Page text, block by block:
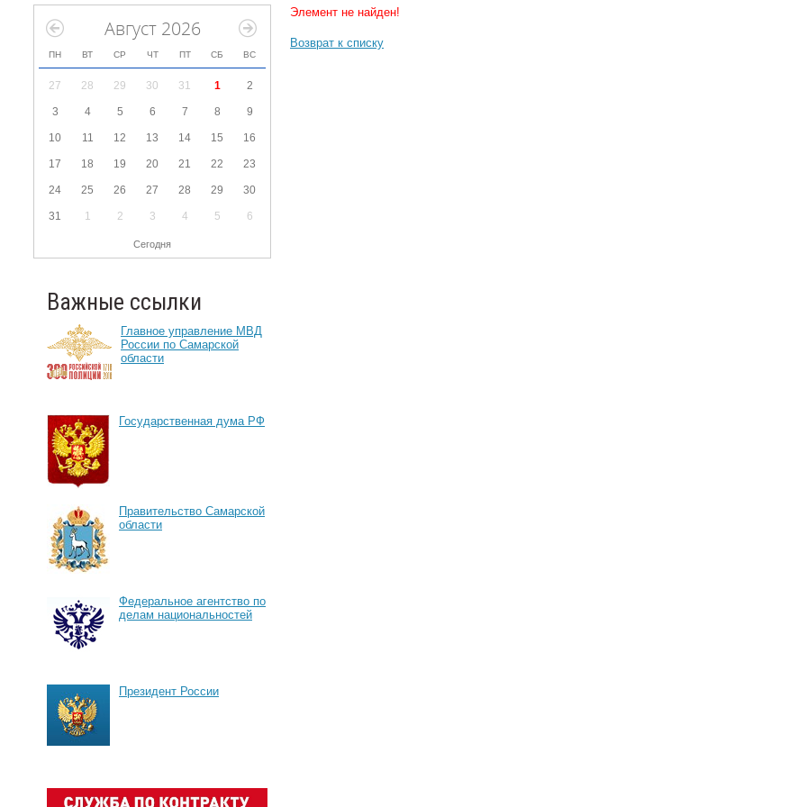
Август 2026
ПН ВТ СР ЧТ ПТ СБ ВС
27 28 29 30 31 1 2
3 4 5 6 7 8 9
10 11 12 13 14 15 16
17 18 19 20 21 22 23
24 25 26 27 28 29 30
31 1 2 3 4 5 6
Сегодня
Важные ссылки
Главное управление МВД
России по Самарской
области
Государственная дума РФ
Правительство Самарской
области
Федеральное агентство по
делам национальностей
Президент России
Элемент не найден!
Возврат к списку